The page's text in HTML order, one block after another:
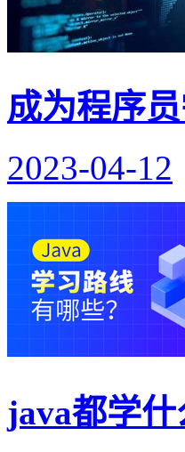
成为程序
2023-04-12
java都学什